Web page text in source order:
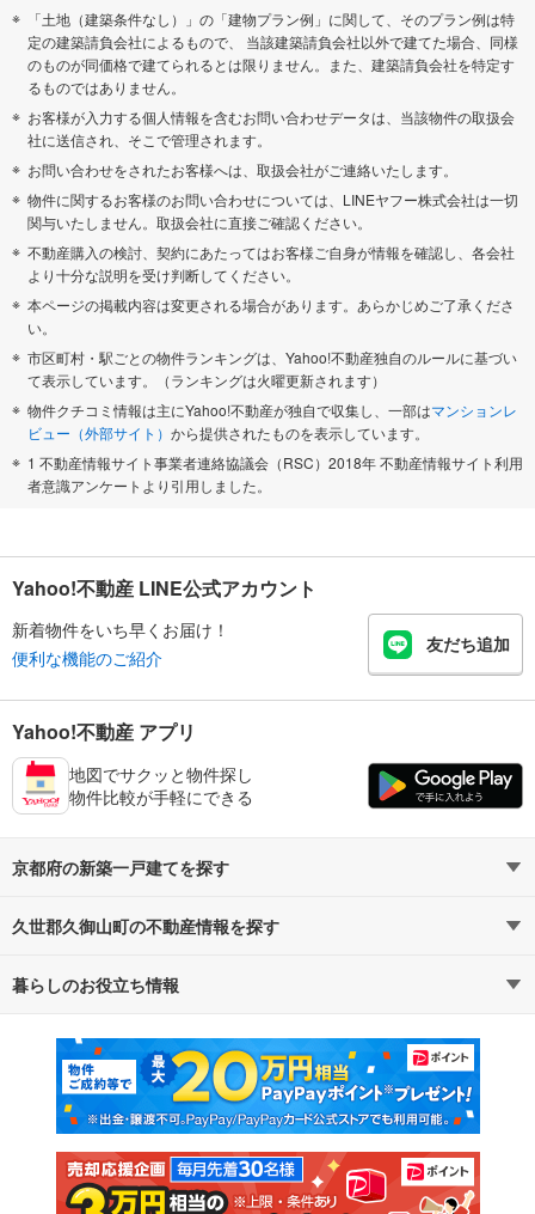
「土地（建築条件なし）」の「建物プラン例」に関して、そのプラン例は特
定の建築請負会社によるもので、 当該建築請負会社以外で建てた場合、同様
のものが同価格で建てられるとは限りません。また、建築請負会社を特定す
るものではありません。
お客様が入力する個人情報を含むお問い合わせデータは、当該物件の取扱会
社に送信され、そこで管理されます。
お問い合わせをされたお客様へは、取扱会社がご連絡いたします。
物件に関するお客様のお問い合わせについては、LINEヤフー株式会社は一切
関与いたしません。取扱会社に直接ご確認ください。
不動産購入の検討、契約にあたってはお客様ご自身が情報を確認し、各会社
より十分な説明を受け判断してください。
本ページの掲載内容は変更される場合があります。あらかじめご了承くださ
い。
市区町村・駅ごとの物件ランキングは、Yahoo!不動産独自のルールに基づい
て表示しています。（ランキングは火曜更新されます）
物件クチコミ情報は主にYahoo!不動産が独自で収集し、一部はマンションレ
ビュー（外部サイト） から提供されたものを表示しています。
1 不動産情報サイト事業者連絡協議会（RSC）2018年 不動産情報サイト利用
者意識アンケートより引用しました。
Yahoo!不動産 LINE公式アカウント
新着物件をいち早くお届け！
便利な機能のご紹介
友だち追加
Yahoo!不動産 アプリ
地図でサクッと物件探し
物件比較が手軽にできる
京都府の新築一戸建てを探す
路線・駅から探す
通勤・通学時間から探す
久世郡久御山町の不動産情報を探す
不動産・住宅
新築マンション 中古マンション
新築一戸建て 中古一戸建て
注文住宅 土地
暮らしのお役立ち情報
マンションカタログ 教えて！住まいの先生